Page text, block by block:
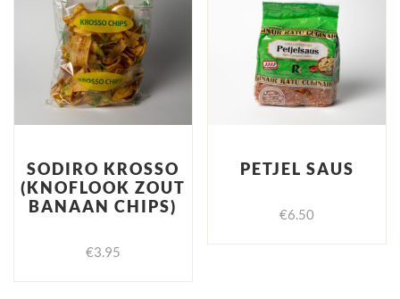
SODIRO KROSSO
(KNOFLOOK ZOUT
BANAAN CHIPS)
€3.95
PETJEL SAUS
€6.50